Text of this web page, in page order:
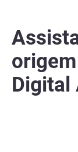
Digital